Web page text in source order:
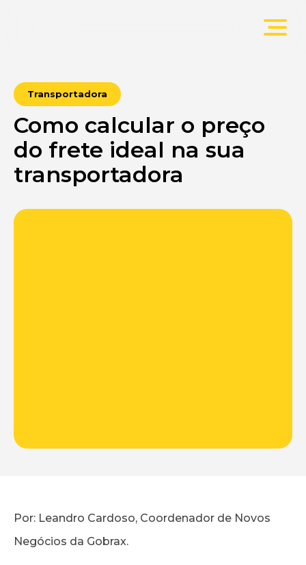
Transportadora
Como calcular o preço
do frete ideal na sua
transportadora
Por: Leandro Cardoso, Coordenador de Novos
Negócios da Gobrax.